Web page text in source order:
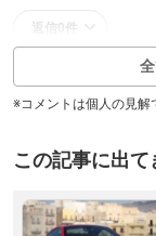
返信0件
※コメントは個人の見解
この記事に出て